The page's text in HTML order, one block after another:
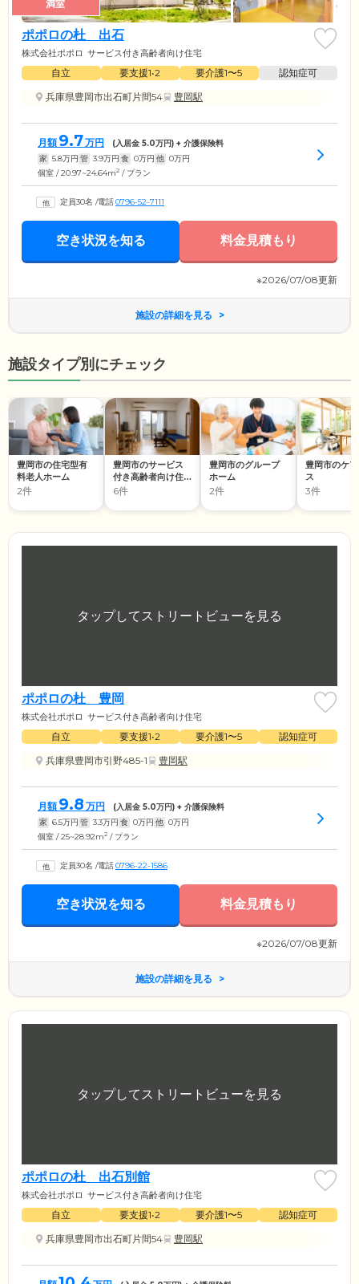
満室
ポポロの杜 出石
株式会社ポポロ サービス付き高齢者向け住宅
自立 要支援1•2 要介護1〜5
認知症可
兵庫県豊岡市出石町片間54
豊岡駅
月額 9.7万円 (入居金 5.0万円) + 介護保険料
家 5.8万円 管 3.9万円 食 0万円 他 0万円
個室 / 20.97~24.64m2 / プラン
定員30名 /電話0796-52-7111
空き状況を知る 料金見積もり
※2026/07/08更新
施設の詳細を見る
施設タイプ別にチェック
豊岡市の住宅型有
料老人ホーム
2件
豊岡市のサービス
付き高齢者向け住
宅
6件
豊岡市のグループ
ホーム
2件
豊岡市のケ
ス
3件
ポポロの杜 豊岡
株式会社ポポロ サービス付き高齢者向け住宅
自立 要支援1•2 要介護1〜5
認知症可
兵庫県豊岡市引野485-1
豊岡駅
月額 9.8 万円 (入居金 5.0万円) + 介護保険料
家 6.5万円 管 3.3万円 食 0万円 他 0万円
個室 / 25~28.92m2 / プラン
定員30名 /電話0796-22-1586
空き状況を知る 料金見積もり
※2026/07/08更新
施設の詳細を見る
ポポロの杜 出石別館
株式会社ポポロ サービス付き高齢者向け住宅
自立 要支援1•2 要介護1〜5
認知症可
兵庫県豊岡市出石町片間54
豊岡駅